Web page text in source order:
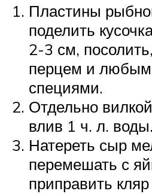
Пластины
поделить
2-3 см,
перцем и
специями.
Отдельно
влив 1 ч. л. воды.
Натереть сыр
перемешать с
приправить